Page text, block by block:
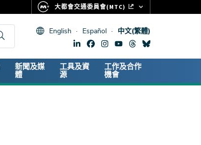
English Español 中文(繁體)
新聞及媒
體
工具及資
源
工作及合作
機會
大都會交通委員會(MTC)
CLIPPER CARD
生命體徵